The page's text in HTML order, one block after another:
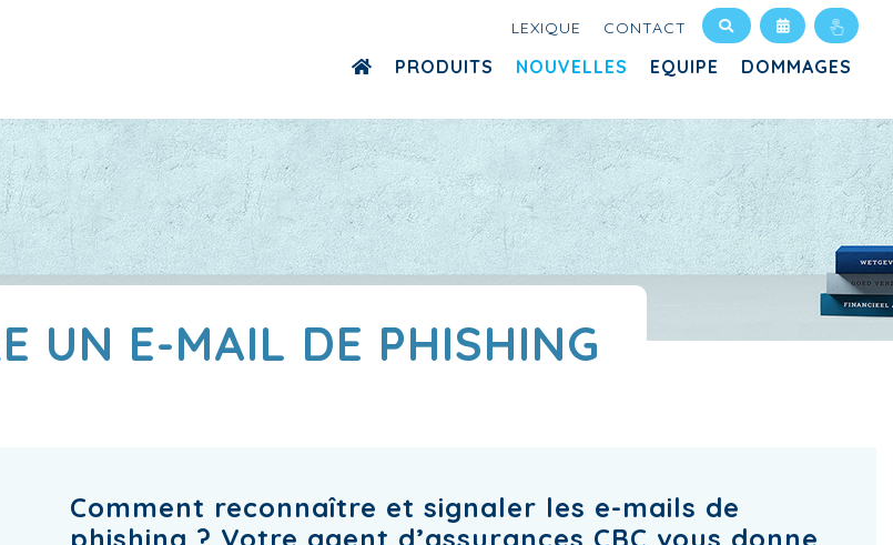
LEXIQUE CONTACT
PRODUITS NOUVELLES EQUIPE DOMMAGES
UN E-MAIL DE PHISHING
Comment reconnaître et signaler les e-mails de
phishing ? Votre agent d’assurances CBC vous donne